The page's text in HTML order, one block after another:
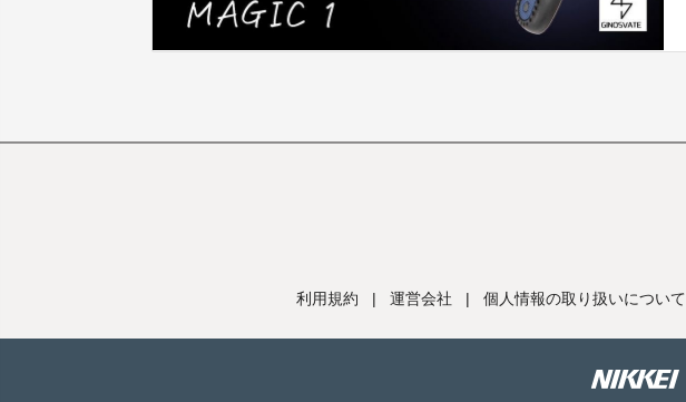
利用規約 | 運営会社 | 個人情報の取り扱いについて